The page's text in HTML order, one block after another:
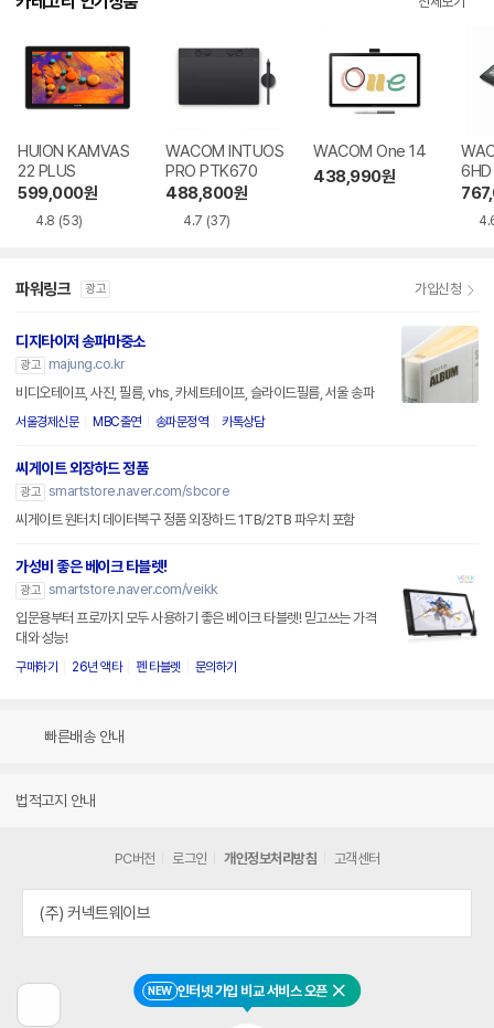
NEW 인터넷 가입 비교 서비스 오픈 닫기
HUION KAMVAS
22 PLUS
599,000원
4.8 (53)
WACOM INTUOS
PRO PTK670
488,800원
4.7 (37)
WACOM One 14
438,990원
6HD
파워링크 광고 가입신청
디지타이저 송파마중소
광고
majung.co.kr
비디오테이프, 사진, 필름, vhs, 카세트테이프, 슬라이드필름, 서울 송파
서울경제신문 MBC출연 송파문정역 카톡상담
씨게이트 외장하드 정품
광고 smartstore.naver.com/sbcore
씨게이트 원터치 데이터복구 정품 외장하드 1TB/2TB 파우치 포함
가성비 좋은 베이크 타블렛!
광고 smartstore.naver.com/veikk
입문용부터 프로까지 모두 사용하기 좋은 베이크 타블렛! 믿고쓰는 가격
대와 성능!
구매하기 26년 액타 펜 타블렛 문의하기
빠른배송 안내
법적고지 안내
PC버전 로그인 개인정보처리방침 고객센터
(주) 커넥트웨이브